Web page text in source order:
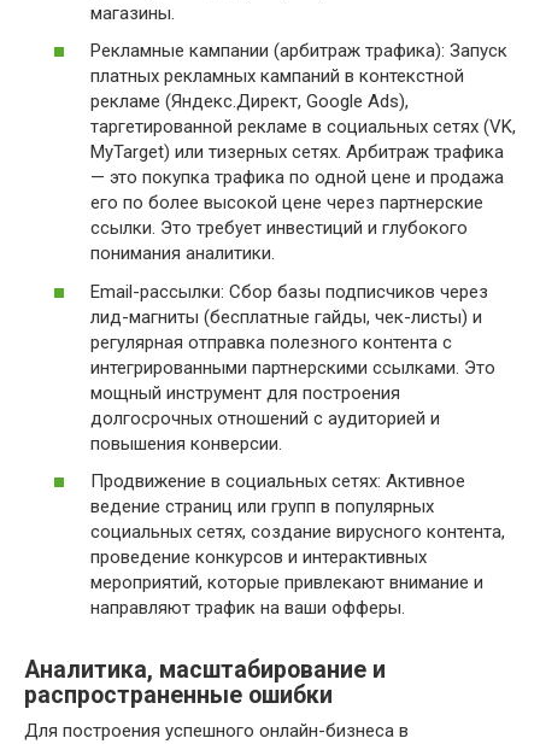
магазины.
Рекламные кампании (арбитраж трафика): Запуск
платных рекламных кампаний в контекстной
рекламе (Яндекс.Директ, Google Ads),
таргетированной рекламе в социальных сетях (VK,
MyTarget) или тизерных сетях. Арбитраж трафика
— это покупка трафика по одной цене и продажа
его по более высокой цене через партнерские
ссылки. Это требует инвестиций и глубокого
понимания аналитики.
Email-рассылки: Сбор базы подписчиков через
лид-магниты (бесплатные гайды, чек-листы) и
регулярная отправка полезного контента с
интегрированными партнерскими ссылками. Это
мощный инструмент для построения
долгосрочных отношений с аудиторией и
повышения конверсии.
Продвижение в социальных сетях: Активное
ведение страниц или групп в популярных
социальных сетях, создание вирусного контента,
проведение конкурсов и интерактивных
мероприятий, которые привлекают внимание и
направляют трафик на ваши офферы.
Аналитика, масштабирование и
распространенные ошибки
Для построения успешного онлайн-бизнеса в